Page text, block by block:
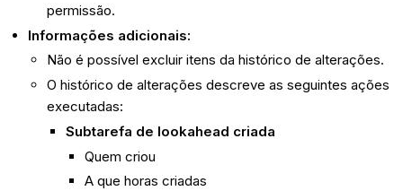
permissão.
Informações adicionais:
Não é possível excluir itens da histórico de alterações.
O histórico de alterações descreve as seguintes ações
executadas:
Subtarefa de lookahead criada
Quem criou
A que horas criadas